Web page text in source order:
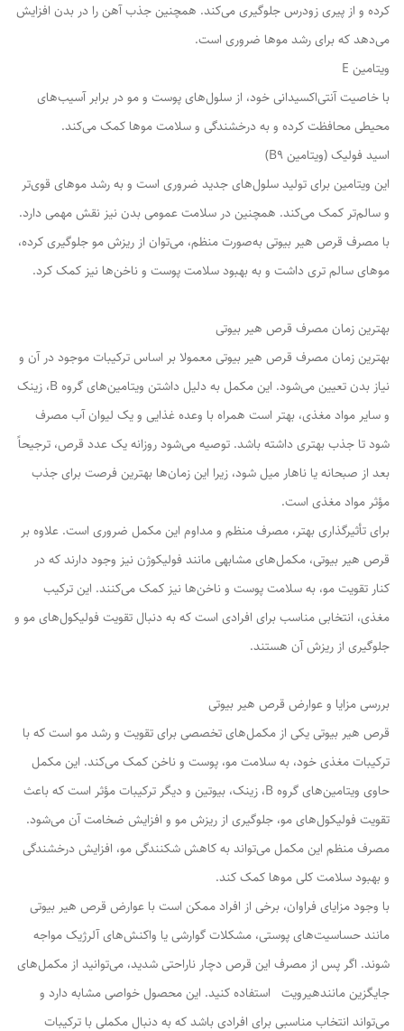
کرده و از پیری زودرس جلوگیری می‌کند. همچنین جذب آهن را در بدن افزایش
می‌دهد که برای رشد موها ضروری است.
ویتامین E
با خاصیت آنتی‌اکسیدانی خود، از سلول‌های پوست و مو در برابر آسیب‌های
محیطی محافظت کرده و به درخشندگی و سلامت موها کمک می‌کند.
اسید فولیک (ویتامین B9)
این ویتامین برای تولید سلول‌های جدید ضروری است و به رشد موهای قوی‌تر
و سالم‌تر کمک می‌کند. همچنین در سلامت عمومی بدن نیز نقش مهمی دارد.
با مصرف قرص هیر بیوتی به‌صورت منظم، می‌توان از ریزش مو جلوگیری کرده،
موهای سالم‌ تری داشت و به بهبود سلامت پوست و ناخن‌ها نیز کمک کرد.
بهترین زمان مصرف قرص هیر بیوتی
بهترین زمان مصرف قرص هیر بیوتی معمولا بر اساس ترکیبات موجود در آن و
نیاز بدن تعیین می‌شود. این مکمل به دلیل داشتن ویتامین‌های گروه B، زینک
و سایر مواد مغذی، بهتر است همراه با وعده غذایی و یک لیوان آب مصرف
شود تا جذب بهتری داشته باشد. توصیه می‌شود روزانه یک عدد قرص، ترجیحاً
بعد از صبحانه یا ناهار میل شود، زیرا این زمان‌ها بهترین فرصت برای جذب
مؤثر مواد مغذی است.
برای تأثیرگذاری بهتر، مصرف منظم و مداوم این مکمل ضروری است. علاوه بر
قرص هیر بیوتی، مکمل‌های مشابهی مانند فولیکوژن نیز وجود دارند که در
کنار تقویت مو، به سلامت پوست و ناخن‌ها نیز کمک می‌کنند. این ترکیب
مغذی، انتخابی مناسب برای افرادی است که به دنبال تقویت فولیکول‌های مو و
جلوگیری از ریزش آن هستند.
بررسی مزایا و عوارض قرص هیر بیوتی
قرص هیر بیوتی یکی از مکمل‌های تخصصی برای تقویت و رشد مو است که با
ترکیبات مغذی خود، به سلامت مو، پوست و ناخن کمک می‌کند. این مکمل
حاوی ویتامین‌های گروه B، زینک، بیوتین و دیگر ترکیبات مؤثر است که باعث
تقویت فولیکول‌های مو، جلوگیری از ریزش مو و افزایش ضخامت آن می‌شود.
مصرف منظم این مکمل می‌تواند به کاهش شکنندگی مو، افزایش درخشندگی
و بهبود سلامت کلی موها کمک کند.
با وجود مزایای فراوان، برخی از افراد ممکن است با عوارض قرص هیر بیوتی
مانند حساسیت‌های پوستی، مشکلات گوارشی یا واکنش‌های آلرژیک مواجه
شوند. اگر پس از مصرف این قرص دچار ناراحتی شدید، می‌توانید از مکمل‌های
جایگزین مانندهیرویت استفاده کنید. این محصول خواصی مشابه دارد و
می‌تواند انتخاب مناسبی برای افرادی باشد که به دنبال مکملی با ترکیبات